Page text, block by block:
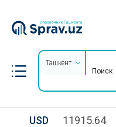
Ташкент
USD 11915.64